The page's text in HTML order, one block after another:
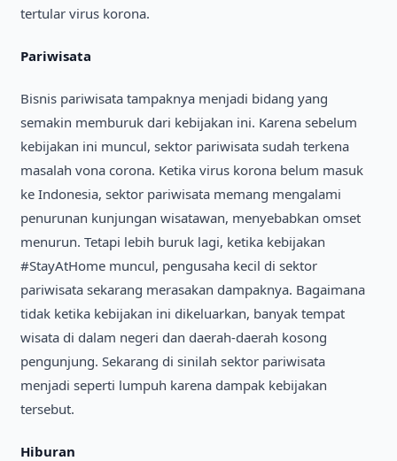
tertular virus korona.
Pariwisata
Bisnis pariwisata tampaknya menjadi bidang yang
semakin memburuk dari kebijakan ini. Karena sebelum
kebijakan ini muncul, sektor pariwisata sudah terkena
masalah vona corona. Ketika virus korona belum masuk
ke Indonesia, sektor pariwisata memang mengalami
penurunan kunjungan wisatawan, menyebabkan omset
menurun. Tetapi lebih buruk lagi, ketika kebijakan
#StayAtHome muncul, pengusaha kecil di sektor
pariwisata sekarang merasakan dampaknya. Bagaimana
tidak ketika kebijakan ini dikeluarkan, banyak tempat
wisata di dalam negeri dan daerah-daerah kosong
pengunjung. Sekarang di sinilah sektor pariwisata
menjadi seperti lumpuh karena dampak kebijakan
tersebut.
Hiburan